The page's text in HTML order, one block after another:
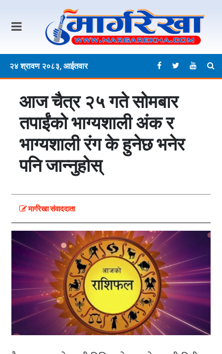
२४ श्रावण २०८३, आईतवार
आज चैत्र २५ गते साेमबार
तपाईंको भाग्यशाली अंक र
भाग्यशाली रंग के हुनेछ भनेर
पनि जान्नुहोस्
मार्गरेखा संवाददाता